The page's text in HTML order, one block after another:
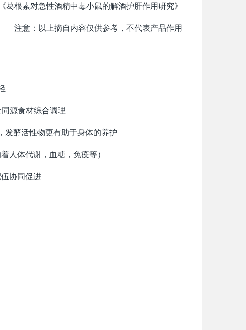
葛根素对急性酒精中毒小鼠的解酒护肝作用研究》
注意：以上摘自内容仅供参考，不代表产品作用
源食材综合调理
发酵活性物更有助于身体的养护
人体代谢，血糖，免疫等）
协同促进